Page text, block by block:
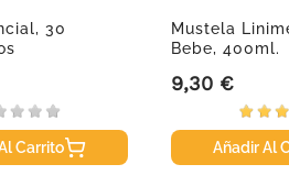
30
Carrito
Mustela
Bebe, 400ml.
Precio
9,30 €
Añadir Al